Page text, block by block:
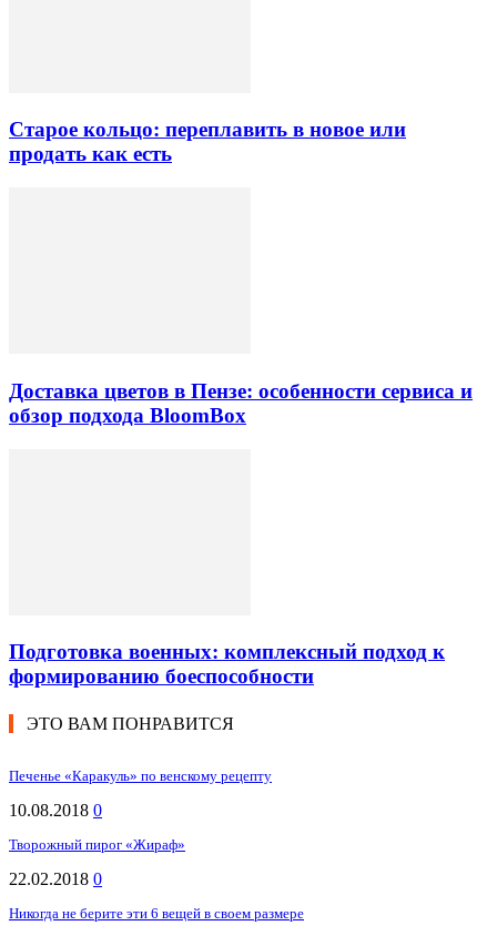
Старое кольцо: переплавить в новое или
продать как есть
Доставка цветов в Пензе: особенности сервиса и
обзор подхода BloomBox
Подготовка военных: комплексный подход к
формированию боеспособности
ЭТО ВАМ ПОНРАВИТСЯ
Печенье «Каракуль» по венскому рецепту
10.08.2018 0
Творожный пирог «Жираф»
22.02.2018 0
Никогда не берите эти 6 вещей в своем размере